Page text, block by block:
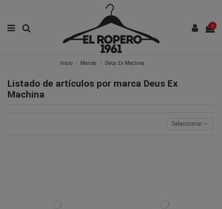
0
Inicio Marcas Deus Ex Machina
Listado de artículos por marca Deus Ex
Machina
Seleccionar